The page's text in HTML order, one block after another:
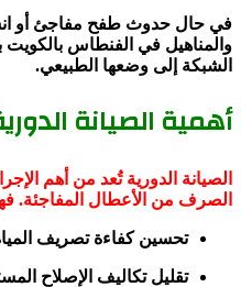
في حال حدوث طفح مفاجئ أو
والمناهيل في الفنطاس
الشبكة إلى وضعها الطبيعي.
أهمية الصيانة
الصيانة الدورية تُعد من أهم
الصرف من الأعطال المفاجئة.
تحسين كفاءة تصريف
تقليل تكاليف الإصلاح